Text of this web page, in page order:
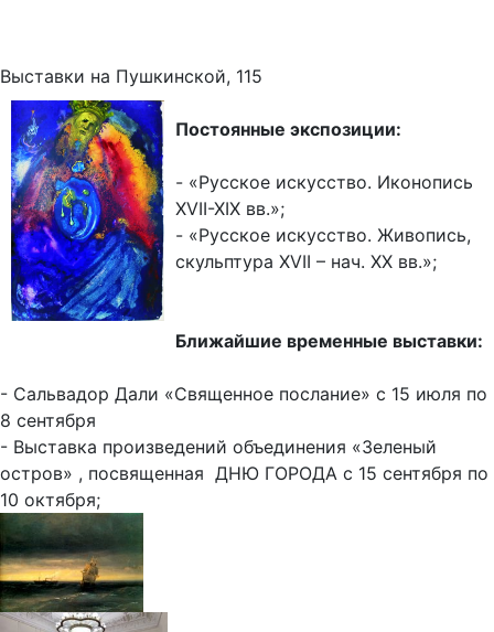
Выставки на Пушкинской, 115
Постоянные экспозиции:
- «Русское искусство. Иконопись
XVII-XIX вв.»;
- «Русское искусство. Живопись,
скульптура XVII – нач. XX вв.»;
Ближайшие временные выставки:
- Сальвадор Дали «Священное послание» с 15 июля по
8 сентября
- Выставка произведений объединения «Зеленый
остров» , посвященная ДНЮ ГОРОДА с 15 сентября по
10 октября;